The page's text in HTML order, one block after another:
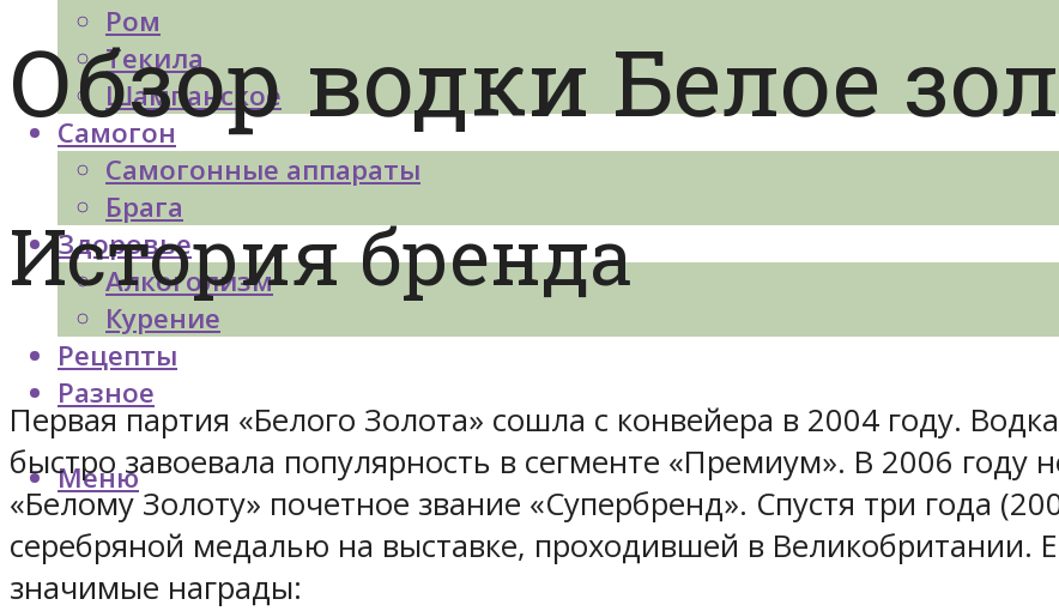
Ром
Текила
Шампанское
Самогон
Самогонные аппараты
Брага
Здоровье
Алкоголизм
Курение
Рецепты
Разное
Меню
Обзор водки Белое
История бренда
Первая партия «Белого Золота» сошла с конвейера в 2004 году.
быстро завоевала популярность в сегменте «Премиум». В 2006 году
«Белому Золоту» почетное звание «Супербренд». Спустя три года
серебряной медалью на выставке, проходившей в Великобритании.
значимые награды: